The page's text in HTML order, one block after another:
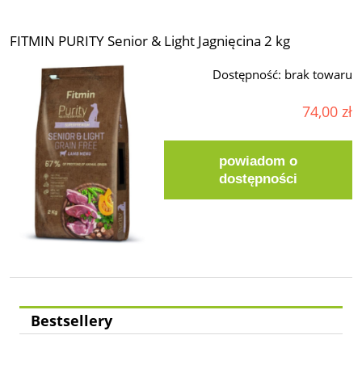
FITMIN PURITY Senior & Light Jagnięcina 2 kg
Dostępność: brak towaru
74,00 zł
powiadom o
dostępności
Bestsellery